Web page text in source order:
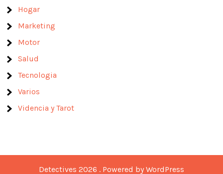
Hogar
Marketing
Motor
Salud
Tecnologia
Varios
Videncia y Tarot
Detectives 2026 . Powered by WordPress